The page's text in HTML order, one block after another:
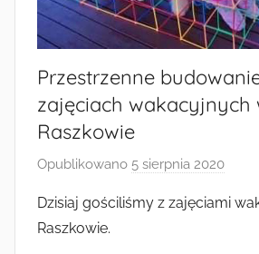
Radkowie
Przestrzenne
zajęciach wakacyjnych
Raszkowie
Opublikowano 5 sierpnia 2020
z
Dzisiaj gościliśmy z zajęciami
Raszkowie.